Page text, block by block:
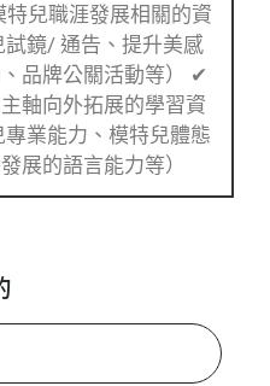
兒職涯發展相關的資
試鏡/ 通告、提升美感
品牌公關活動等） ✔
軸向外拓展的學習資
專業能力、模特兒體態
展的語言能力等）